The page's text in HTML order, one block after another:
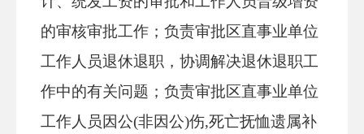
的审核审批工作；负责审批区直事业单位
工作人员退休退职，协调解决退休退职工
作中的有关问题；负责审批区直事业单位
工作人员因公(非因公)伤,死亡抚恤遗属补